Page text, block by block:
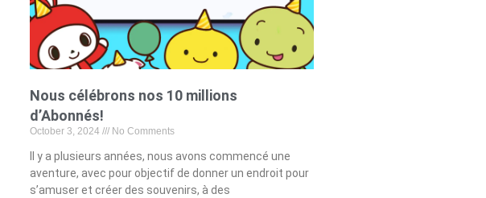
Nous célébrons nos 10 millions
d’Abonnés!
October 3, 2024 No Comments
Il y a plusieurs années, nous avons commencé une
aventure, avec pour objectif de donner un endroit pour
s’amuser et créer des souvenirs, à des